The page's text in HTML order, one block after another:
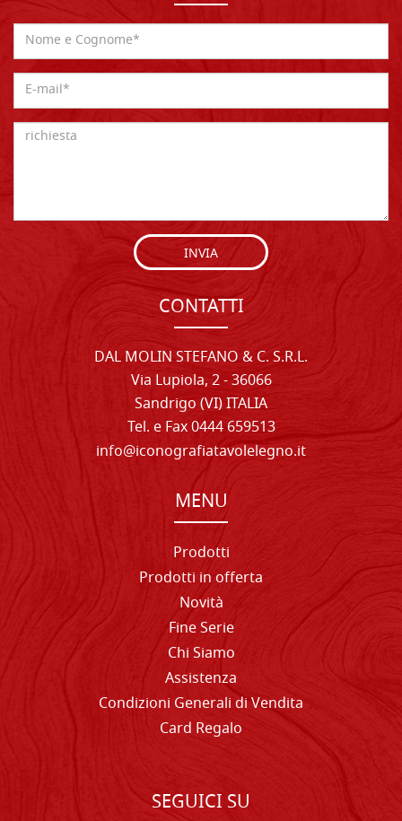
INVIA
CONTATTI
DAL MOLIN STEFANO & C. S.R.L.
Via Lupiola, 2 - 36066
Sandrigo (VI) ITALIA
Tel. e Fax 0444 659513
info@iconografiatavolelegno.it
MENU
Prodotti
Prodotti in offerta
Novità
Fine Serie
Chi Siamo
Assistenza
Condizioni Generali di Vendita
Card Regalo
SEGUICI SU